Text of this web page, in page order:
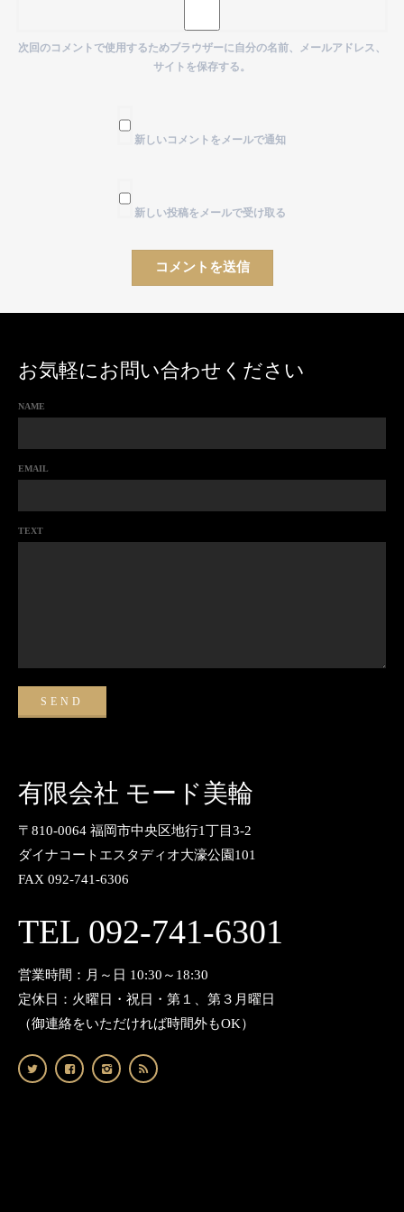
次回のコメントで使用するためブラウザーに自分の名前、メールアドレス、
サイトを保存する。
新しいコメントをメールで通知
新しい投稿をメールで受け取る
お気軽にお問い合わせください
NAME
EMAIL
TEXT
有限会社 モード美輪
〒810-0064 福岡市中央区地行1丁目3-2
ダイナコートエスタディオ大濠公園101
FAX 092-741-6306
TEL 092-741-6301
営業時間：月～日 10:30～18:30
定休日：火曜日・祝日・第１、第３月曜日
（御連絡をいただければ時間外もOK）